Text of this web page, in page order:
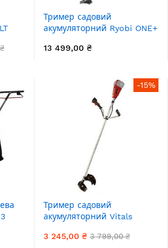
Тример садовий
акумуляторний Ryobi ONE+
ніж/ліска 30см 1х4А·год
13 499,00 ₴
-15%
Тример садовий
акумуляторний Vitals
SmartLine+ 36В(18+18)
3 245,00 ₴ 3 799,00 ₴